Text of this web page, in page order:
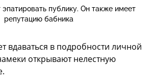
публику. Он также имеет
репутацию бабника
вдаваться в подробности личной
открывают нелестную